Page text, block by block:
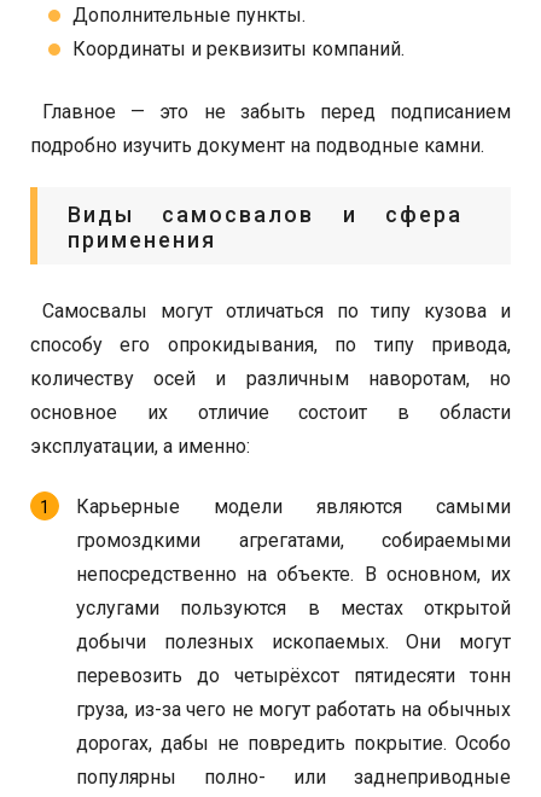
Дополнительные пункты.
Координаты и реквизиты компаний.
Главное — это не забыть перед подписанием
подробно изучить документ на подводные камни.
Виды самосвалов и сфера
применения
Самосвалы могут отличаться по типу кузова и
способу его опрокидывания, по типу привода,
количеству осей и различным наворотам, но
основное их отличие состоит в области
эксплуатации, а именно:
Карьерные модели являются самыми
громоздкими агрегатами, собираемыми
непосредственно на объекте. В основном, их
услугами пользуются в местах открытой
добычи полезных ископаемых. Они могут
перевозить до четырёхсот пятидесяти тонн
груза, из-за чего не могут работать на обычных
дорогах, дабы не повредить покрытие. Особо
популярны полно- или заднеприводные